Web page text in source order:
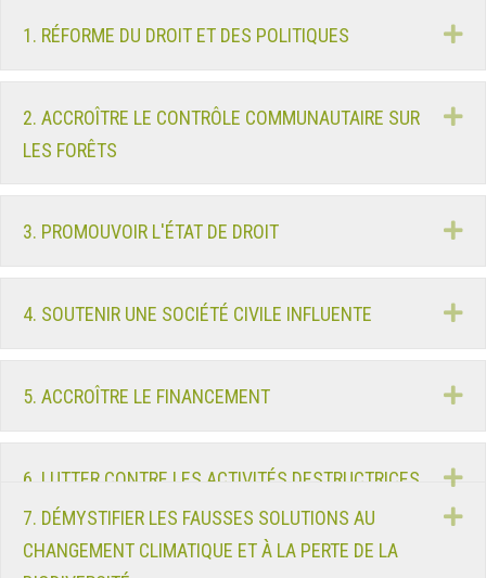
1. RÉFORME DU DROIT ET DES POLITIQUES
2. ACCROÎTRE LE CONTRÔLE COMMUNAUTAIRE SUR
LES FORÊTS
3. PROMOUVOIR L'ÉTAT DE DROIT
4. SOUTENIR UNE SOCIÉTÉ CIVILE INFLUENTE
5. ACCROÎTRE LE FINANCEMENT
6. LUTTER CONTRE LES ACTIVITÉS DESTRUCTRICES
7. DÉMYSTIFIER LES FAUSSES SOLUTIONS AU
CHANGEMENT CLIMATIQUE ET À LA PERTE DE LA